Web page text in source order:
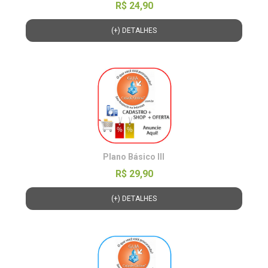
R$ 24,90
(+) DETALHES
Plano Básico lll
R$ 29,90
(+) DETALHES